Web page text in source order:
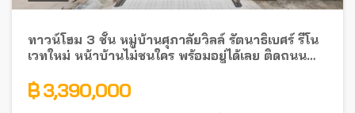
ทาวน์โฮม 3 ชั้น หมู่บ้านศุภาลัยวิลล์ รัตนาธิเบศร์ รีโน
เวทใหม่ หน้าบ้านไม่ชนใคร พร้อมอยู่ได้เลย ติดถนน
฿ 3,390,000